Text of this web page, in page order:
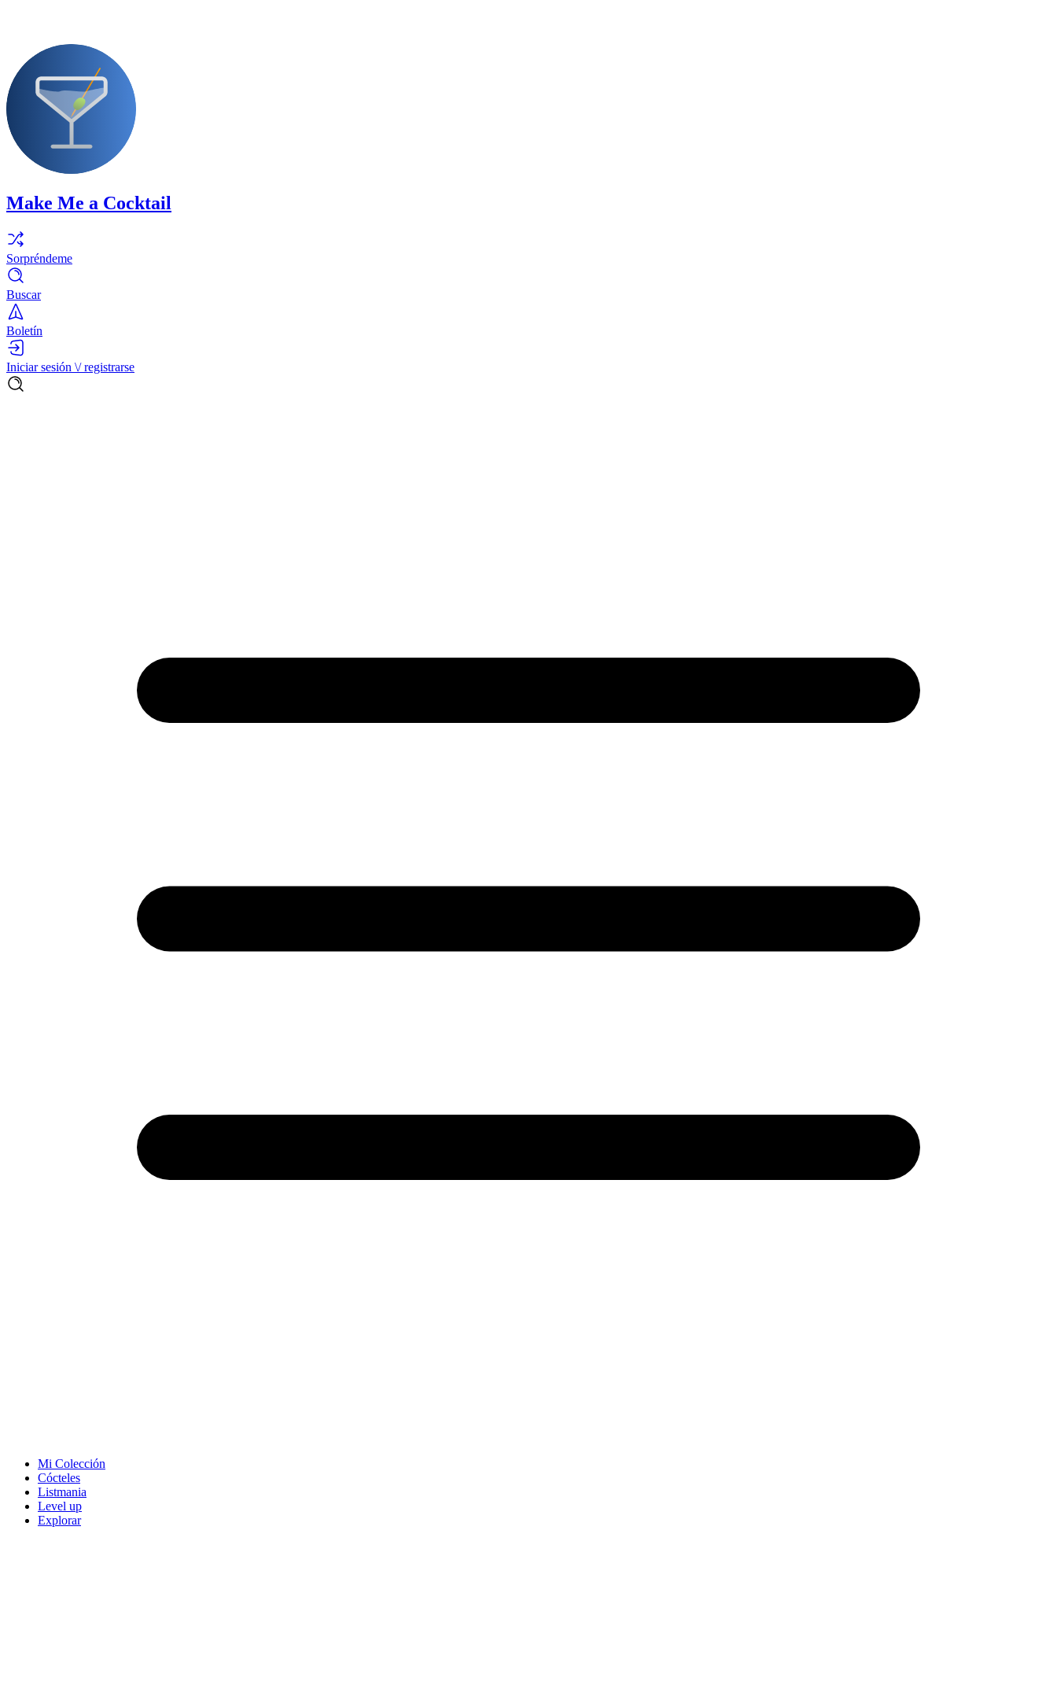
Make Me a Cocktail
Sorpréndeme
Buscar
Boletín
Iniciar sesión \/ registrarse
Mi Colección
Cócteles
Listmania
Level up
Explorar